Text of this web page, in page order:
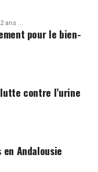
2 ans ...
pour le bien-
contre l’urine
Andalousie